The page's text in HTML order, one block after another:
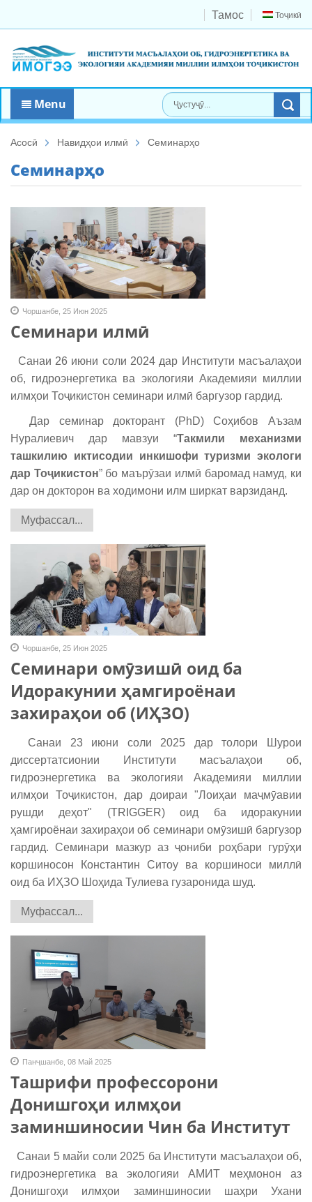
Тоҷикӣ
Тамос
Menu
Асосӣ Навидҳои илмӣ Семинарҳо
Семинарҳо
Чоршанбе, 25 Июн 2025
Семинари илмӣ
Санаи 26 июни соли 2024 дар Институти масъалаҳои
об, гидроэнергетика ва экологияи Академияи миллии
илмҳои Тоҷикистон семинари илмӣ баргузор гардид.
Дар семинар докторант (PhD) Соҳибов Аъзам
Нуралиевич дар мавзуи “Такмили механизми
ташкилию иктисодии инкишофи туризми экологи
дар Тоҷикистон” бо маърӯзаи илмӣ баромад намуд, ки
дар он докторон ва ходимони илм ширкат варзиданд.
Муфассал...
Чоршанбе, 25 Июн 2025
Семинари омӯзишӣ оид ба
Идоракунии ҳамгироёнаи
захираҳои об (ИҲЗО)
Санаи 23 июни соли 2025 дар толори Шурои
диссертатсионии Институти масъалаҳои об,
гидроэнергетика ва экологияи Академияи миллии
илмҳои Тоҷикистон, дар доираи "Лоиҳаи маҷмӯавии
рушди деҳот" (TRIGGER) оид ба идоракунии
ҳамгироёнаи захираҳои об семинари омӯзишӣ баргузор
гардид. Семинари мазкур аз ҷониби роҳбари гурӯҳи
коршиносон Константин Ситоу ва коршиноси миллӣ
оид ба ИҲЗО Шоҳида Тулиева гузаронида шуд.
Муфассал...
Панҷшанбе, 08 Май 2025
Ташрифи профессорони
Донишгоҳи илмҳои
заминшиносии Чин ба Институт
Санаи 5 майи соли 2025 ба Институти масъалаҳои об,
гидроэнергетика ва экологияи АМИТ меҳмонон аз
Донишгоҳи илмҳои заминшиносии шаҳри Ухани